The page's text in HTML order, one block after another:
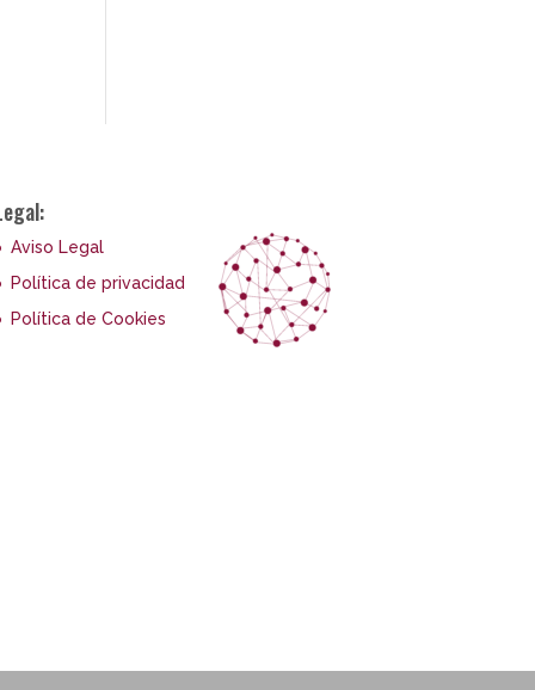
Aviso Legal
Política de privacidad
Política de Cookies